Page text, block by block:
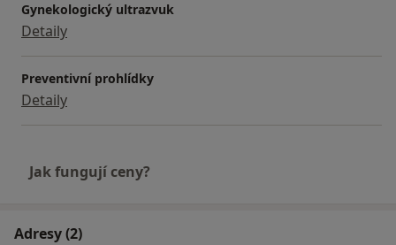
Gynekologický ultrazvuk
Detaily
Preventivní prohlídky
Detaily
Jak fungují ceny?
Adresy (2)